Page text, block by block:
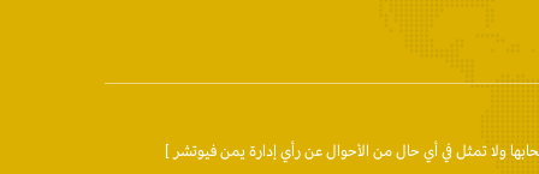
ولا تمثل في أي حال من الأحوال عن رأي إدارة يمن فيوتشر ]